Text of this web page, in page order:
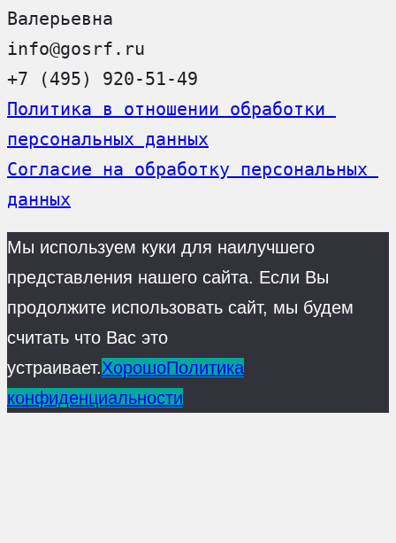
Валерьевна
info@gosrf.ru
+7 (495) 920-51-49
Политика в отношении обработки
персональных данных
Согласие на обработку персональных
данных
Мы используем куки для наилучшего
представления нашего сайта. Если Вы
продолжите использовать сайт, мы будем
считать что Вас это
устраивает.ХорошоПолитика
конфиденциальности